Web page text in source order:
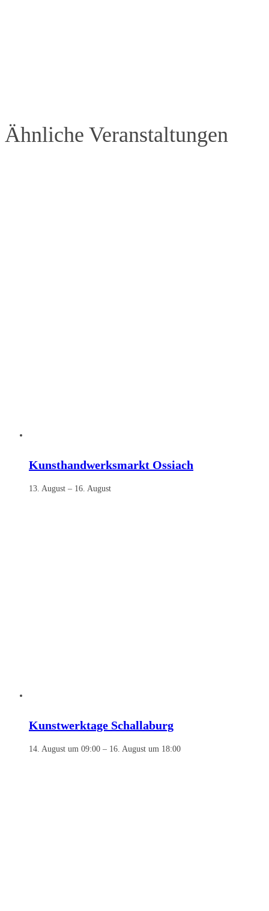
Ähnliche Veranstaltungen
Kunsthandwerksmarkt Ossiach
13. August – 16. August
Kunstwerktage Schallaburg
14. August um 09:00 – 16. August um 18:00